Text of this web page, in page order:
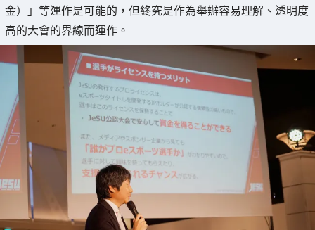
金）」等運作是可能的，但終究是作為舉辦容易理解、透明度
高的大會的界線而運作。